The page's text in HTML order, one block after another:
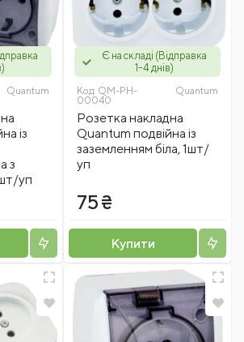
Quantum
із
з
уп
Є на складі (Відправка
1-4 днів)
Код: QM-PH-
00040
Quantum
Розетка накладна
Quantum подвійна із
заземленням біла, 1шт/
уп
75 ₴
Купити